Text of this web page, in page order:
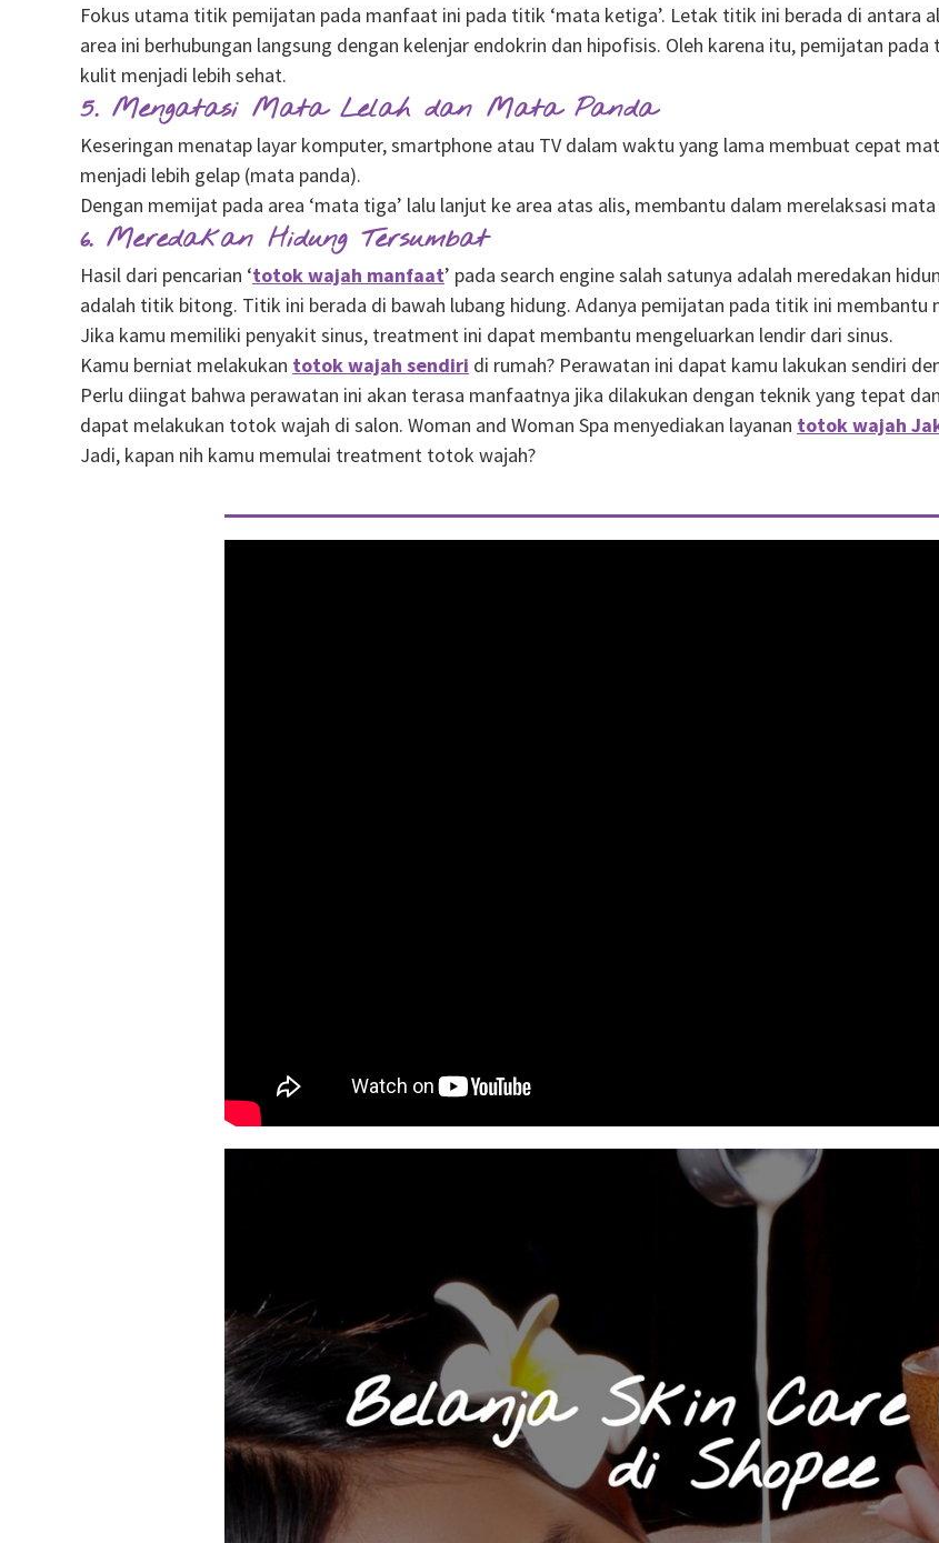
Fokus utama titik pemijatan pada manfaat ini pada titik ‘mata ketiga’. Letak titik ini berada di antara
area ini berhubungan langsung dengan kelenjar endokrin dan hipofisis. Oleh karena itu, pemijatan
kulit menjadi lebih sehat.
5. Mengatasi Mata Lelah dan Mata Panda
Keseringan menatap layar komputer, smartphone atau TV dalam waktu yang lama membuat cepat
menjadi lebih gelap (mata panda).
Dengan memijat pada area ‘mata tiga’ lalu lanjut ke area atas alis, membantu dalam merelaksasi
6. Meredakan Hidung Tersumbat
Hasil dari pencarian ‘totok wajah manfaat’ pada search engine salah satunya adalah meredakan
adalah titik bitong. Titik ini berada di bawah lubang hidung. Adanya pemijatan pada titik ini membantu
Jika kamu memiliki penyakit sinus, treatment ini dapat membantu mengeluarkan lendir dari sinus.
Kamu berniat melakukan totok wajah sendiri di rumah? Perawatan ini dapat kamu lakukan sendiri
Perlu diingat bahwa perawatan ini akan terasa manfaatnya jika dilakukan dengan teknik yang tepat
dapat melakukan totok wajah di salon. Woman and Woman Spa menyediakan layanan totok wajah
Jadi, kapan nih kamu memulai treatment totok wajah?